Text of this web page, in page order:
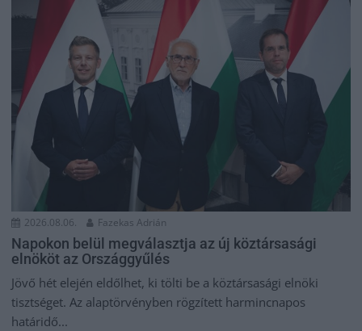
2026.08.06. Fazekas Adrián
Napokon belül megválasztja az új köztársasági
elnököt az Országgyűlés
Jövő hét elején eldőlhet, ki tölti be a köztársasági elnöki
tisztséget. Az alaptörvényben rögzített harmincnapos
határidő...